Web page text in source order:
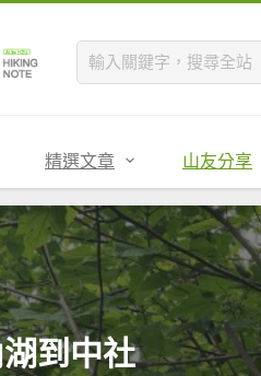
精選文章 山友分享
到中社